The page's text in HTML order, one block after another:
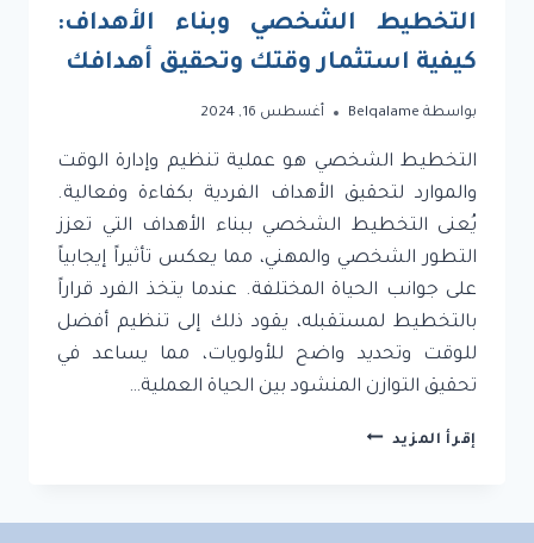
التخطيط الشخصي وبناء الأهداف:
كيفية استثمار وقتك وتحقيق أهدافك
بواسطة Belqalame أغسطس 16, 2024
التخطيط الشخصي هو عملية تنظيم وإدارة الوقت
والموارد لتحقيق الأهداف الفردية بكفاءة وفعالية.
يُعنى التخطيط الشخصي ببناء الأهداف التي تعزز
التطور الشخصي والمهني، مما يعكس تأثيراً إيجابياً
على جوانب الحياة المختلفة. عندما يتخذ الفرد قراراً
بالتخطيط لمستقبله، يقود ذلك إلى تنظيم أفضل
للوقت وتحديد واضح للأولويات، مما يساعد في
تحقيق التوازن المنشود بين الحياة العملية…
إقرأ المزيد التخطيط